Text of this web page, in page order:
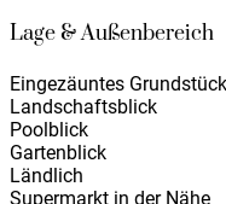
Lage & Außenbereich
Eingezäuntes
Landschaftsblick
Poolblick
Gartenblick
Ländlich
Supermarkt in der Nähe